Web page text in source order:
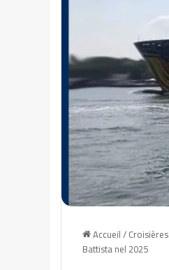
Accueil/Croisières
Battista nel 2025